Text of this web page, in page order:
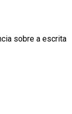
sobre a escrita